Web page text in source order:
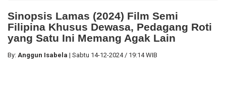
Sinopsis Lamas (2024) Film Semi
Filipina Khusus Dewasa, Pedagang Roti
yang Satu Ini Memang Agak Lain
By: Anggun Isabela | Sabtu 14-12-2024 / 19:14 WIB